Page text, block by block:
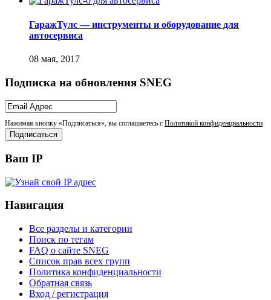
ГаражТулс — инструменты и оборудование для
автосервиса
Подписка на обновления SNEG
Нажимая кнопку «Подписаться», вы соглашаетесь с Политикой конфиденциальности
Ваш IP
Навигация
Все разделы и категории
Поиск по тегам
FAQ о сайте SNEG
Список прав всех групп
Политика конфиденциальности
Обратная связь
Вход / регистрация